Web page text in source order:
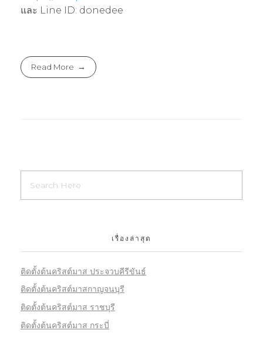
และ Line ID: donedee
Read More
เรื่องล่าสุด
ติดตั้งต้นคริสต์มาส ประจวบคีรีขันธ์
ติดตั้งต้นคริสต์มาสกาญจนบุรี
ติดตั้งต้นคริสต์มาส ราชบุรี
ติดตั้งต้นคริสต์มาส กระบี่